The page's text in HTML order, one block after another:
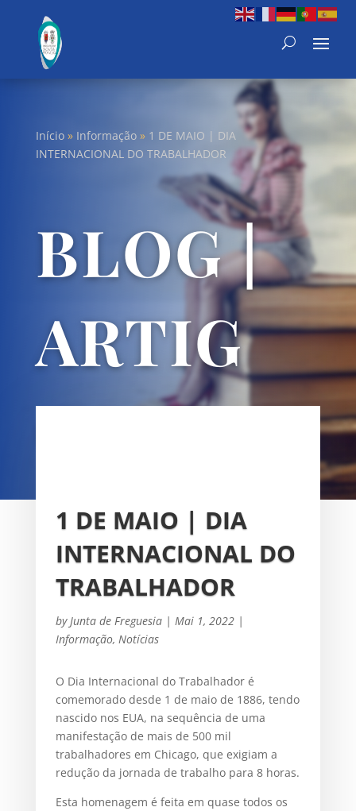
Início» Informação» 1 DE MAIO | DIA
INTERNACIONAL DO TRABALHADOR
BLOG |
ARTIG
OS
1 DE MAIO | DIA
INTERNACIONAL DO
TRABALHADOR
by Junta de Freguesia| Mai 1, 2022|
Informação, Notícias
O Dia Internacional do Trabalhador é
comemorado desde 1 de maio de 1886, tendo
nascido nos EUA, na sequência de uma
manifestação de mais de 500 mil
trabalhadores em Chicago, que exigiam a
redução da jornada de trabalho para 8 horas.
Esta homenagem é feita em quase todos os